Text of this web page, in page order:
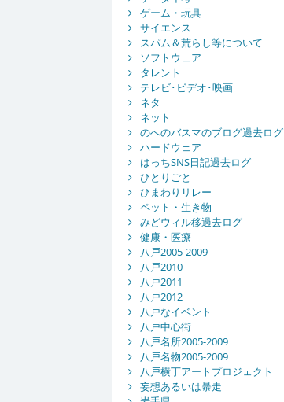
ゲーム・玩具
サイエンス
スパム＆荒らし等について
ソフトウェア
タレント
テレビ･ビデオ･映画
ネタ
ネット
のへのバスマのブログ過去ログ
ハードウェア
はっちSNS日記過去ログ
ひとりごと
ひまわりリレー
ペット・生き物
みどウィル移過去ログ
健康・医療
八戸2005-2009
八戸2010
八戸2011
八戸2012
八戸なイベント
八戸中心街
八戸名所2005-2009
八戸名物2005-2009
八戸横丁アートプロジェクト
妄想あるいは暴走